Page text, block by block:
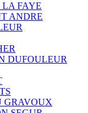
FAYE
ANDRE
DUFOULEUR
GRAVOUX